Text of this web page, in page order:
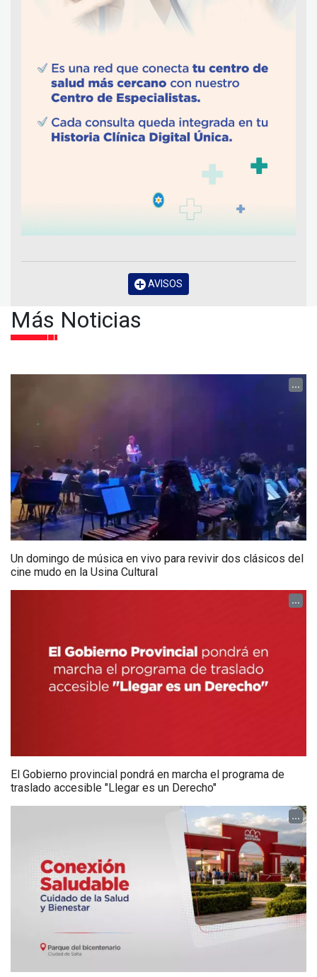
AVISOS
Más Noticias
...
Un domingo de música en vivo para revivir dos clásicos del
cine mudo en la Usina Cultural
...
El Gobierno provincial pondrá en marcha el programa de
traslado accesible "Llegar es un Derecho"
...